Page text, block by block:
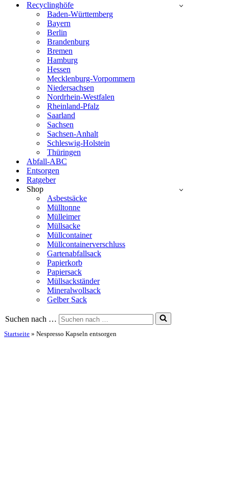
Recyclinghöfe
Baden-Württemberg
Bayern
Berlin
Brandenburg
Bremen
Hamburg
Hessen
Mecklenburg-Vorpommern
Niedersachsen
Nordrhein-Westfalen
Rheinland-Pfalz
Saarland
Sachsen
Sachsen-Anhalt
Schleswig-Holstein
Thüringen
Abfall-ABC
Entsorgen
Ratgeber
Shop
Asbestsäcke
Mülltonne
Mülleimer
Müllsacke
Müllcontainer
Müllcontainerverschluss
Gartenabfallsack
Papierkorb
Papiersack
Müllsackständer
Mineralwollsack
Gelber Sack
Suchen nach …
Startseite » Nespresso Kapseln entsorgen